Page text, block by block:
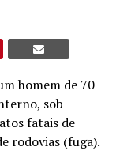
homem de 70
sob
fatais de
rodovias (fuga).